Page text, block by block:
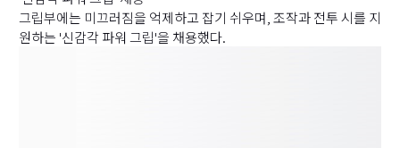
그립부에는 미끄러짐을 억제하고 잡기 쉬우며, 조작과 전투 시를 지
원하는 '신감각 파워 그립'을 채용했다.